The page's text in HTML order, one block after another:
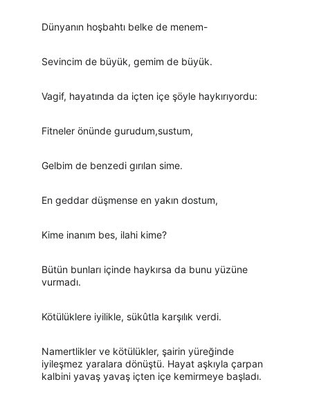
Dünyanın hoşbahtı belke de menem-
Sevincim de büyük, gemim de büyük.
Vagif, hayatında da içten içe şöyle haykırıyordu:
Fitneler önünde gurudum,sustum,
Gelbim de benzedi gırılan sime.
En geddar düşmense en yakın dostum,
Kime inanım bes, ilahi kime?
Bütün bunları içinde haykırsa da bunu yüzüne
vurmadı.
Kötülüklere iyilikle, sükûtla karşılık verdi.
Namertlikler ve kötülükler, şairin yüreğinde
iyileşmez yaralara dönüştü. Hayat aşkıyla çarpan
kalbini yavaş yavaş içten içe kemirmeye başladı.